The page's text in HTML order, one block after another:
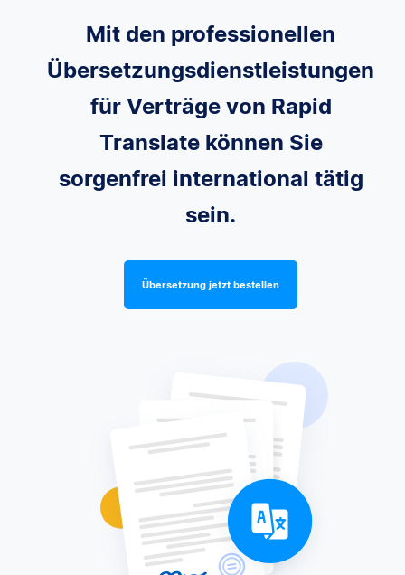
Mit den professionellen
Übersetzungsdienstleistungen
für Verträge von Rapid
Translate können Sie
sorgenfrei international tätig
sein.
Übersetzung jetzt bestellen